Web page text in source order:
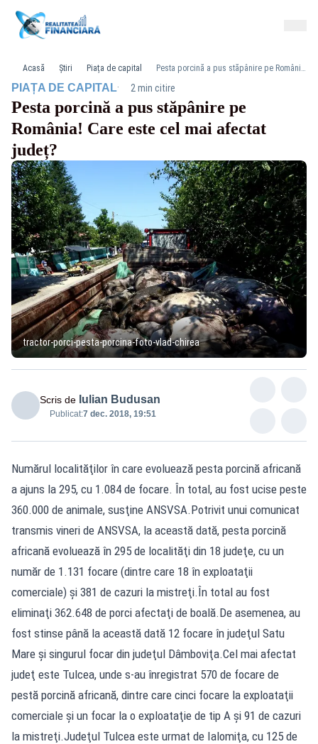
Acasă Știri Piața de capital Pesta porcină a pus stăpânire pe România! Care este cel mai afectat județ?
PIAȚA DE CAPITAL· 2 min citire
Pesta porcină a pus stăpânire pe
România! Care este cel mai afectat
județ?
tractor-porci-pesta-porcina-foto-vlad-chirea
Scris de Iulian Budusan
Publicat:7 dec. 2018, 19:51
Numărul localităţilor în care evoluează pesta porcină africană
a ajuns la 295, cu 1.084 de focare. În total, au fost ucise peste
360.000 de animale, susţine ANSVSA.Potrivit unui comunicat
transmis vineri de ANSVSA, la această dată, pesta porcină
africană evoluează în 295 de localităţi din 18 judeţe, cu un
număr de 1.131 focare (dintre care 18 în exploataţii
comerciale) şi 381 de cazuri la mistreţi.În total au fost
eliminaţi 362.648 de porci afectaţi de boală.De asemenea, au
fost stinse până la această dată 12 focare în judeţul Satu
Mare şi singurul focar din judeţul Dâmboviţa.Cel mai afectat
judeţ este Tulcea, unde s-au înregistrat 570 de focare de
pestă porcină africană, dintre care cinci focare la exploataţii
comerciale şi un focar la o exploataţie de tip A şi 91 de cazuri
la mistreţi.Judeţul Tulcea este urmat de Ialomiţa, cu 125 de